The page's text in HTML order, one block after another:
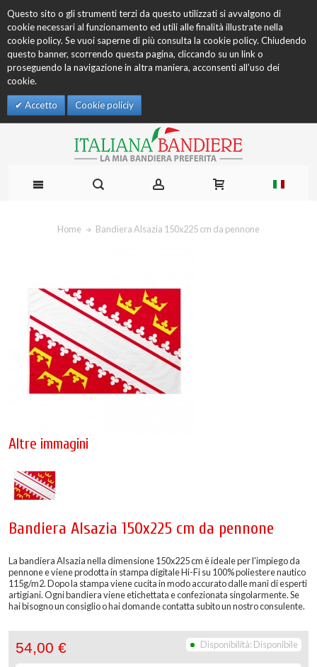
Questo sito o gli strumenti terzi da questo utilizzati si avvalgono di
cookie necessari al funzionamento ed utili alle finalità illustrate nella
cookie policy. Se vuoi saperne di più consulta la cookie policy. Chiudendo
questo banner, scorrendo questa pagina, cliccando su un link o
proseguendo la navigazione in altra maniera, acconsenti all’uso dei
cookie.
Accetto Cookie policiy
Home Bandiera Alsazia 150x225 cm da pennone
Altre immagini
Bandiera Alsazia 150x225 cm da pennone
La bandiera Alsazia nella dimensione 150x225 cm è ideale per l'impiego da
pennone e viene prodotta in stampa digitale Hi-Fi su 100% poliestere nautico
115g/m2. Dopo la stampa viene cucita in modo accurato dalle mani di esperti
artigiani. Ogni bandiera viene etichettata e confezionata singolarmente. Se
hai bisogno un consiglio o hai domande contatta subito un nostro consulente.
Disponibilità: Disponibile
54,00 €